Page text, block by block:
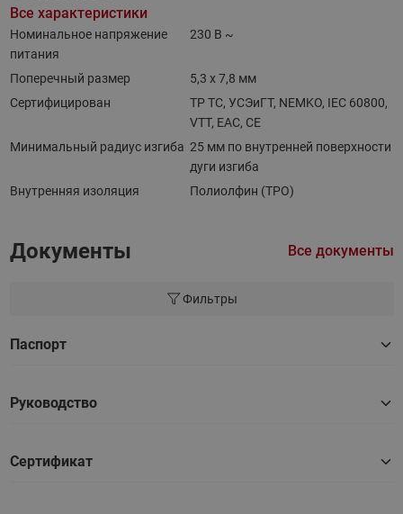
Все характеристики
Номинальное напряжение
питания
230 В ~
Поперечный размер
5,3 х 7,8 мм
Сертифицирован
TP TC, УСЭиГТ, NEMKO, IEC 60800,
VTT, EAC, CE
Минимальный радиус изгиба 25 мм по внутренней поверхности
дуги изгиба
Внутренняя изоляция
Полиолфин (TPО)
Документы Все документы
Фильтры
Паспорт
Руководство
Сертификат